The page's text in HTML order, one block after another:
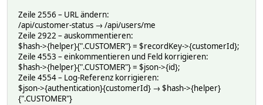
Zeile 2556 – URL ändern:
/api/customer-status → /api/users/me
Zeile 2922 – auskommentieren:
$hash->{helper}{".CUSTOMER"} = $recordKey->{customerId};
Zeile 4553 – einkommentieren und Feld korrigieren:
$hash->{helper}{".CUSTOMER"} = $json->{id};
Zeile 4554 – Log-Referenz korrigieren:
$json->{authentication}{customerId} → $hash->{helper}
{".CUSTOMER"}